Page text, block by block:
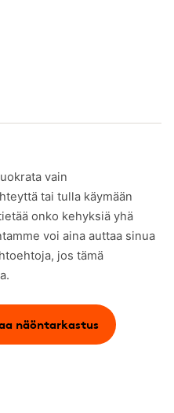
vain
tai tulla käymään
onko kehyksiä yhä
voi aina auttaa sinua
jos tämä
näöntarkastus